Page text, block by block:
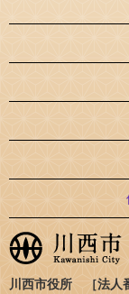
川西市役所 ［法人